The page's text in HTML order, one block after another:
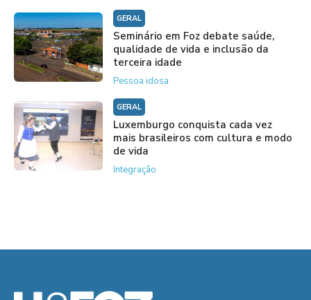
GERAL
Seminário em Foz debate saúde,
qualidade de vida e inclusão da
terceira idade
Pessoa idosa
GERAL
Luxemburgo conquista cada vez
mais brasileiros com cultura e modo
de vida
Integração